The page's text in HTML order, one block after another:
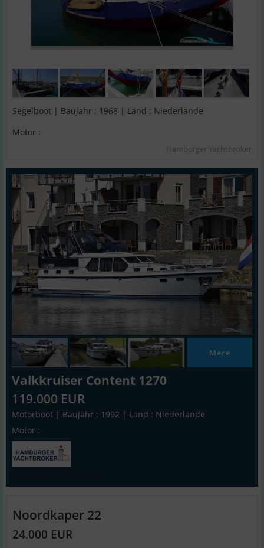
Segelboot | Baujahr : 1968 | Land : Niederlande
Motor :
Hamburger Yachtbroker
Mere
Valkkruiser Content 1270
119.000 EUR
Motorboot | Baujahr : 1992 | Land : Niederlande
Motor :
Noordkaper 22
24.000 EUR